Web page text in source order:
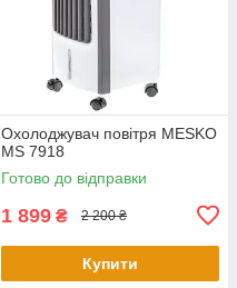
Охолоджувач повітря MESKO
MS 7918
Готово до відправки
1 899 ₴ 2 200 ₴
Купити